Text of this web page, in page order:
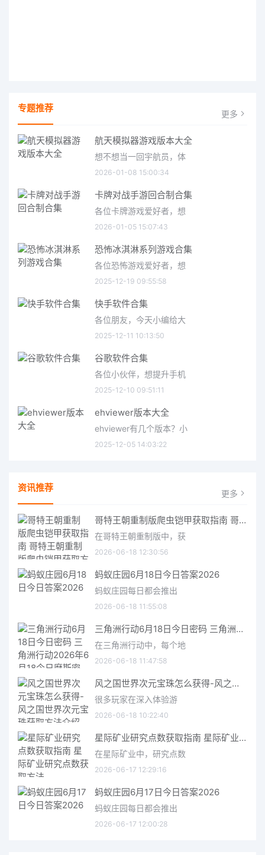
专题推荐 更多
航天模拟器游戏版本大全
想不想当一回宇航员，体
2026-01-08 15:00:34
卡牌对战手游回合制合集
各位卡牌游戏爱好者，想
2026-01-05 15:07:43
恐怖冰淇淋系列游戏合集
各位恐怖游戏爱好者，想
2025-12-19 09:55:58
快手软件合集
各位朋友，今天小编给大
2025-12-11 10:13:50
谷歌软件合集
各位小伙伴，想提升手机
2025-12-10 09:51:11
ehviewer版本大全
ehviewer有几个版本？小
2025-12-05 14:03:22
资讯推荐 更多
哥特王朝重制版爬虫铠甲获取指南 哥特王朝重制版爬虫铠甲获取方法
在哥特王朝重制版中，获
2026-06-18 12:30:56
蚂蚁庄园6月18日今日答案2026
蚂蚁庄园每日都会推出
2026-06-18 11:55:08
三角洲行动6月18日今日密码 三角洲行动2026年6月18今日摩斯密码分享
在三角洲行动中，每个地
2026-06-18 11:47:58
风之国世界次元宝珠怎么获得-风之国世界次元宝珠获取方法介绍
很多玩家在深入体验游
2026-06-18 10:22:40
星际矿业研究点数获取指南 星际矿业研究点数获取方法
在星际矿业中，研究点数
2026-06-17 12:29:16
蚂蚁庄园6月17日今日答案2026
蚂蚁庄园每日都会推出
2026-06-17 12:00:28